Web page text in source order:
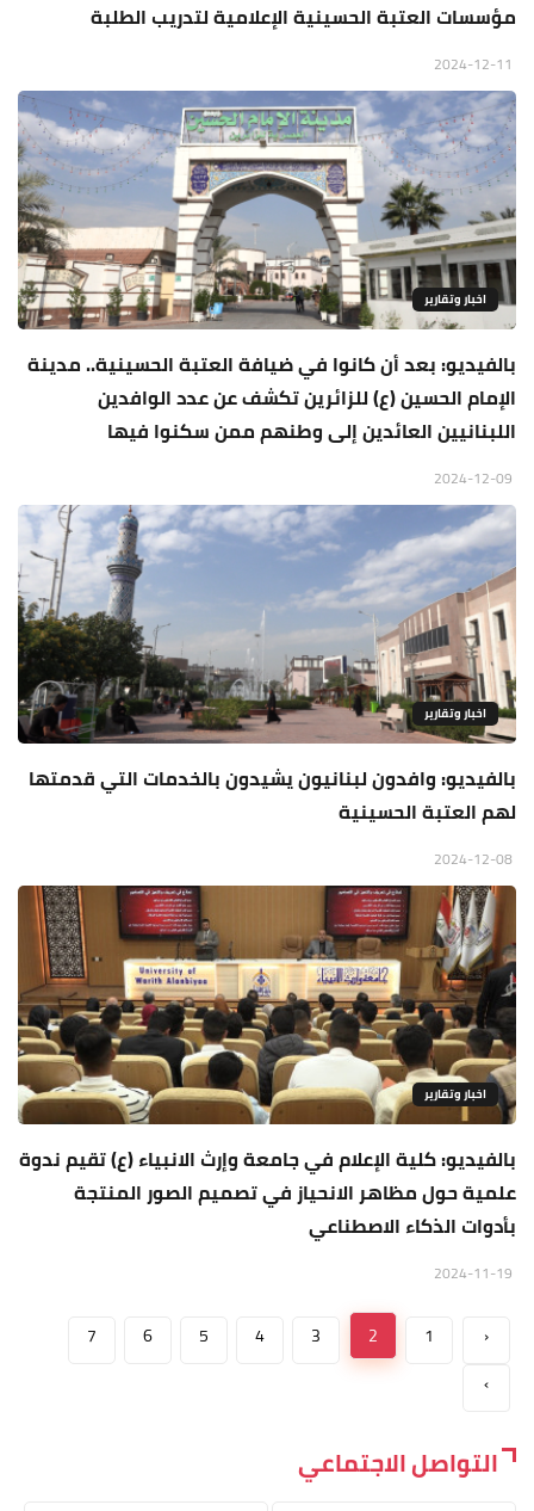
مؤسسات العتبة الحسينية الإعلامية لتدريب الطلبة
اخبار وتقارير
بالفيديو: بعد أن كانوا في ضيافة العتبة الحسينية.. مدينة
الإمام الحسين (ع) للزائرين تكشف عن عدد الوافدين
اللبنانيين العائدين إلى وطنهم ممن سكنوا فيها
اخبار وتقارير
بالفيديو: وافدون لبنانيون يشيدون بالخدمات التي قدمتها
لهم العتبة الحسينية
اخبار وتقارير
بالفيديو: كلية الإعلام في جامعة وإرث الانبياء (ع) تقيم ندوة
علمية حول مظاهر الانحياز في تصميم الصور المنتجة
بأدوات الذكاء الاصطناعي
‹
1
2
3
4
5
6
7
›
التواصل الاجتماعي